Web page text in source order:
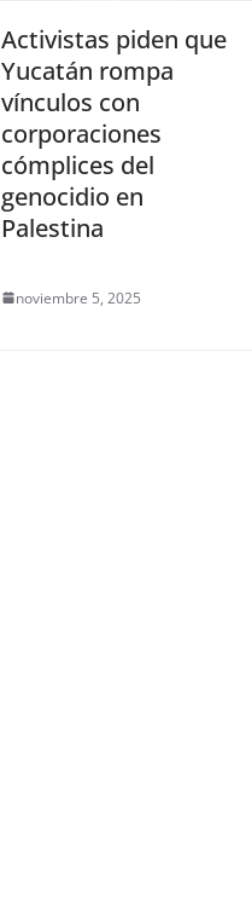
Activistas piden que
Yucatán rompa
vínculos con
corporaciones
cómplices del
genocidio en
Palestina
noviembre 5, 2025